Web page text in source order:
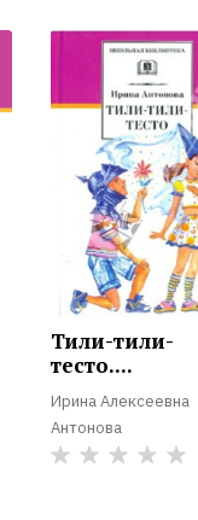
Тили-тили-
тесто....
Ирина Алексеевна
Антонова